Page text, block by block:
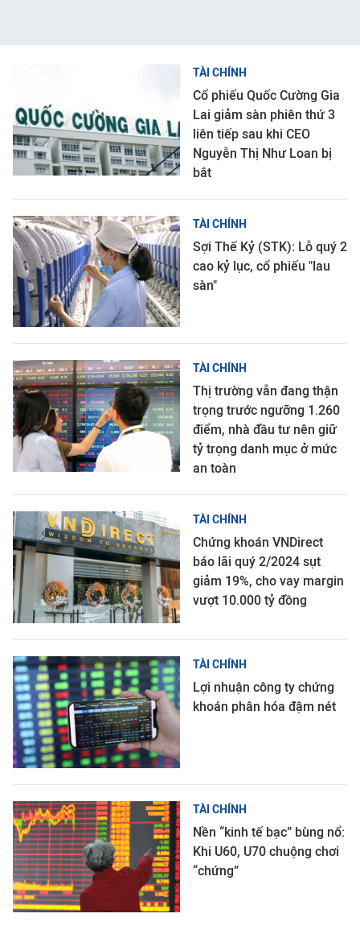
TÀI CHÍNH
Cổ phiếu Quốc Cường Gia
Lai giảm sàn phiên thứ 3
liên tiếp sau khi CEO
Nguyễn Thị Như Loan bị
bắt
TÀI CHÍNH
Sợi Thế Kỷ (STK): Lỗ quý 2
cao kỷ lục, cổ phiếu "lau
sàn"
TÀI CHÍNH
Thị trường vẫn đang thận
trọng trước ngưỡng 1.260
điểm, nhà đầu tư nên giữ
tỷ trọng danh mục ở mức
an toàn
TÀI CHÍNH
Chứng khoán VNDirect
báo lãi quý 2/2024 sụt
giảm 19%, cho vay margin
vượt 10.000 tỷ đồng
TÀI CHÍNH
Lợi nhuận công ty chứng
khoán phân hóa đậm nét
TÀI CHÍNH
Nền “kinh tế bạc” bùng nổ:
Khi U60, U70 chuộng chơi
“chứng”